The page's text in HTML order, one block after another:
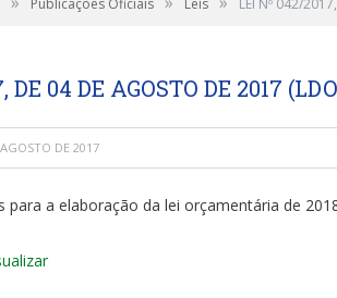
04 DE AGOSTO DE 2017
DE 2017
para a elaboração da lei orçamentária de